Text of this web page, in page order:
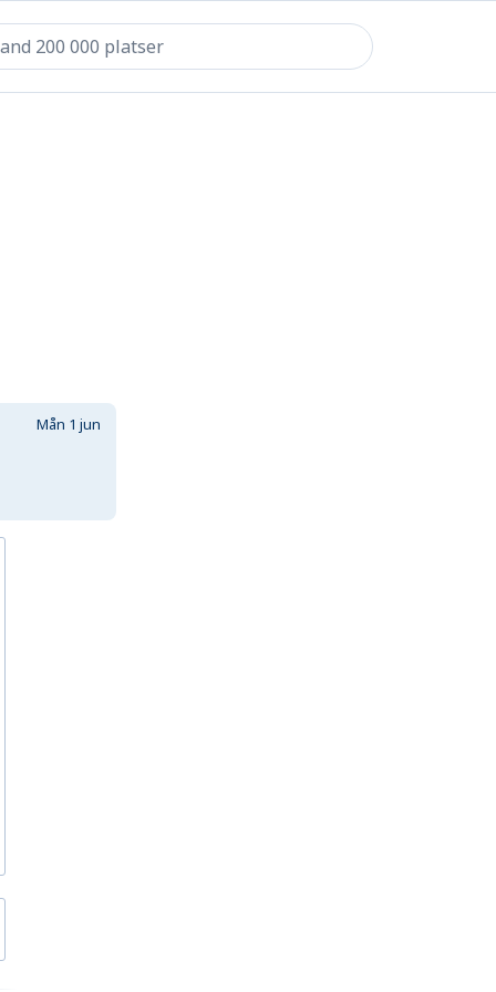
Mån 1 jun